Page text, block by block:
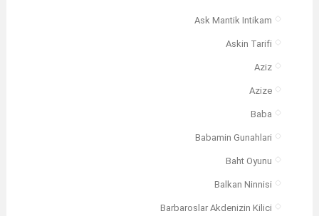
Ask Mantik Intikam
Askin Tarifi
Aziz
Azize
Baba
Babamin Gunahlari
Baht Oyunu
Balkan Ninnisi
Barbaroslar Akdenizin Kilici